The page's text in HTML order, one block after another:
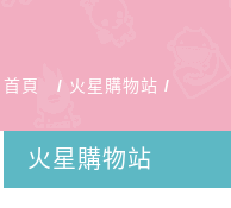
首頁 火星購物站
火星購物站